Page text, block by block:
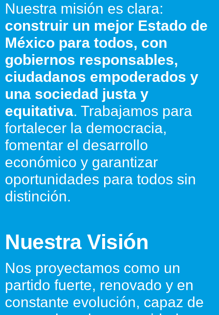
Nuestra misión es clara:
construir un mejor Estado de
México para todos, con
gobiernos responsables,
ciudadanos empoderados y
una sociedad justa y
equitativa. Trabajamos para
fortalecer la democracia,
fomentar el desarrollo
económico y garantizar
oportunidades para todos sin
distinción.
Nuestra Visión
Nos proyectamos como un
partido fuerte, renovado y en
constante evolución, capaz de